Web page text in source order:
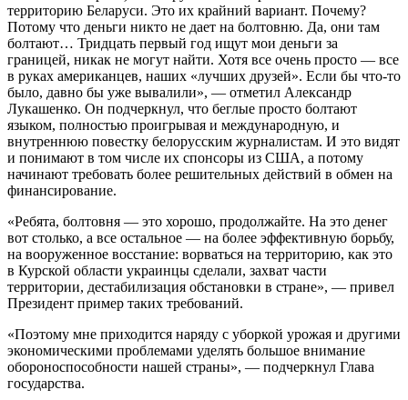
территорию Беларуси. Это их крайний вариант. Почему?
Потому что деньги никто не дает на болтовню. Да, они там
болтают… Тридцать первый год ищут мои деньги за
границей, никак не могут найти. Хотя все очень просто — все
в руках американцев, наших «лучших друзей». Если бы что-то
было, давно бы уже вывалили», — отметил Александр
Лукашенко. Он подчеркнул, что беглые просто болтают
языком, полностью проигрывая и международную, и
внутреннюю повестку белорусским журналистам. И это видят
и понимают в том числе их спонсоры из США, а потому
начинают требовать более решительных действий в обмен на
финансирование.
«Ребята, болтовня — это хорошо, продолжайте. На это денег
вот столько, а все остальное — на более эффективную борьбу,
на вооруженное восстание: ворваться на территорию, как это
в Курской области украинцы сделали, захват части
территории, дестабилизация обстановки в стране», — привел
Президент пример таких требований.
«Поэтому мне приходится наряду с уборкой урожая и другими
экономическими проблемами уделять большое внимание
обороноспособности нашей страны», — подчеркнул Глава
государства.